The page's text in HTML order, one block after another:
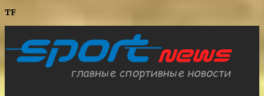
TF